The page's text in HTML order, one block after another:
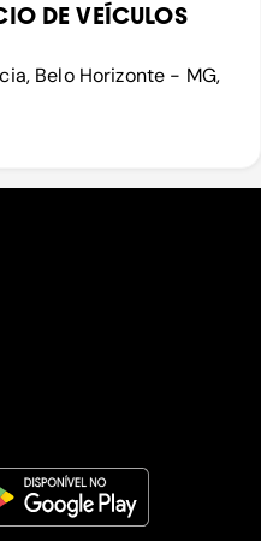
DE VEÍCULOS
Belo Horizonte - MG,